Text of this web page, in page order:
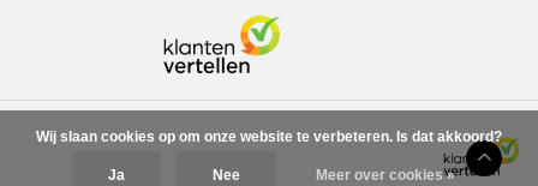
Wij slaan cookies op om onze website te verbeteren. Is dat akkoord?
Ja Nee Meer over cookies »